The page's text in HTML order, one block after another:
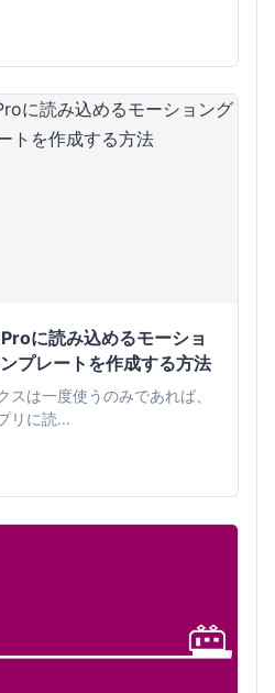
に読み込めるモーショ
プレートを作成する方法
スは一度使うのみであれば、
リに読...